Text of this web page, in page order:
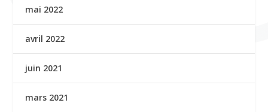
mai 2022
avril 2022
juin 2021
mars 2021